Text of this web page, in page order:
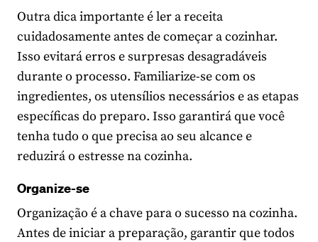
Outra dica importante é ler a receita
cuidadosamente antes de começar a cozinhar.
Isso evitará erros e surpresas desagradáveis
durante o processo. Familiarize-se com os
ingredientes, os utensílios necessários e as etapas
específicas do preparo. Isso garantirá que você
tenha tudo o que precisa ao seu alcance e
reduzirá o estresse na cozinha.
Organize-se
Organização é a chave para o sucesso na cozinha.
Antes de iniciar a preparação, garantir que todos